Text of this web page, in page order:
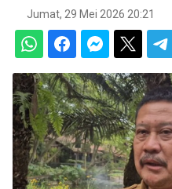
Jumat, 29 Mei 2026 20:21